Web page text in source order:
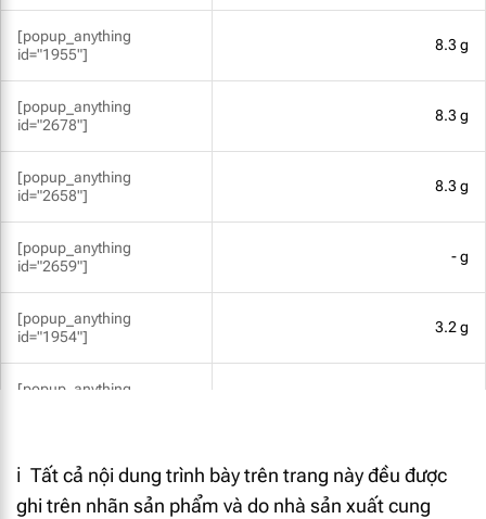
[popup_anything
id="1955"]
8.3 g
[popup_anything
id="2678"]
8.3 g
[popup_anything
id="2658"]
8.3 g
[popup_anything
id="2659"]
- g
[popup_anything
id="1954"]
3.2 g
[popup_anything
id="2687"]
0.78 g
ℹ️ Tất cả nội dung trình bày trên trang này đều được
ghi trên nhãn sản phẩm và do nhà sản xuất cung